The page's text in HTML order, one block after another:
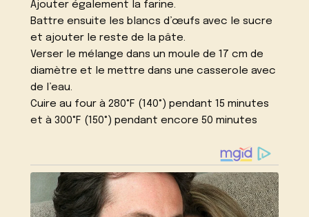
Ajouter également la farine.
Battre ensuite les blancs d’œufs avec le sucre
et ajouter le reste de la pâte.
Verser le mélange dans un moule de 17 cm de
diamètre et le mettre dans une casserole avec
de l’eau.
Cuire au four à 280°F (140°) pendant 15 minutes
et à 300°F (150°) pendant encore 50 minutes